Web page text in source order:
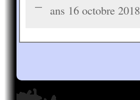
ans 16 octobre 2018